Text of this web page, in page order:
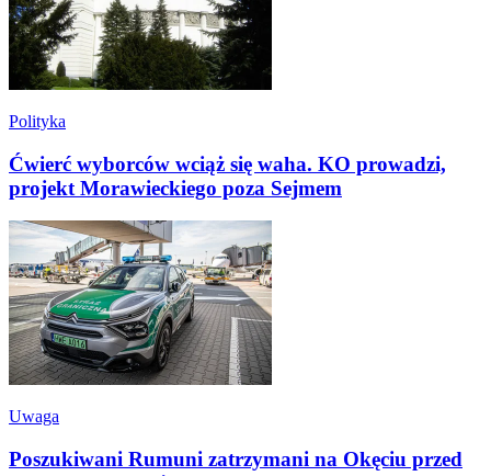
Polityka
Ćwierć wyborców wciąż się waha. KO prowadzi,
projekt Morawieckiego poza Sejmem
Uwaga
Poszukiwani Rumuni zatrzymani na Okęciu przed